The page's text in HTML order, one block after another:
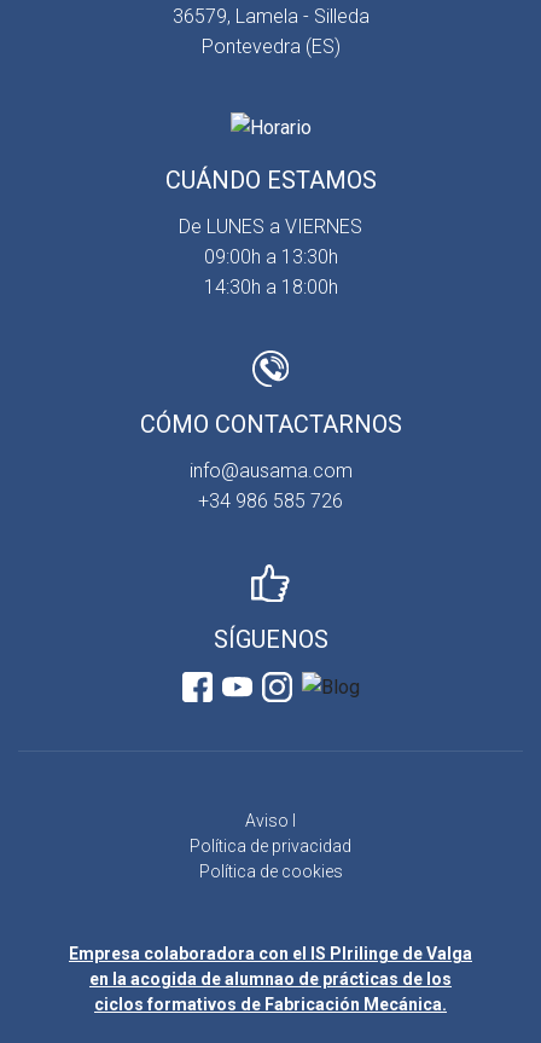
36579, Lamela - Silleda
Pontevedra (ES)
CUÁNDO ESTAMOS
De LUNES a VIERNES
09:00h a 13:30h
14:30h a 18:00h
CÓMO CONTACTARNOS
info@ausama.com
+34 986 585 726
SÍGUENOS
Aviso l
Política de privacidad
Política de cookies
Empresa colaboradora con el IS Plrilinge de Valga
en la acogida de alumnao de prácticas de los
ciclos formativos de Fabricación Mecánica.